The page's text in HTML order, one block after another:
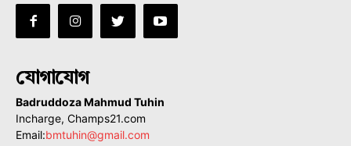
যোগাযোগ
Badruddoza Mahmud Tuhin
Incharge, Champs21.com
Email:bmtuhin@gmail.com